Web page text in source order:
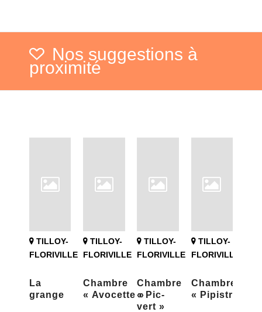
Nos suggestions à
proximité
TILLOY-
FLORIVILLE
La
grange
TILLOY-
FLORIVILLE
Chambre
« Avocette »
TILLOY-
FLORIVILLE
Chambre
« Pic-
vert »
TILLOY-
FLORIVILLE
Chambre
« Pipistrelles